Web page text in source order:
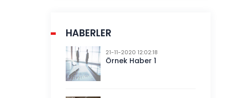
HABERLER
21-11-2020 12:02:18
Örnek Haber 1